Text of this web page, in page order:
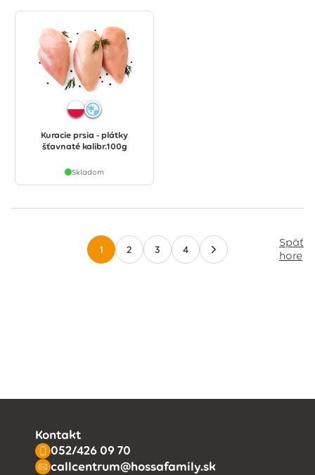
Kuracie prsia - plátky
šťavnaté kalibr.100g
Skladom
1 2 3 4
Späť
hore
Kontakt
052/426 09 70
callcentrum@hossafamily.sk